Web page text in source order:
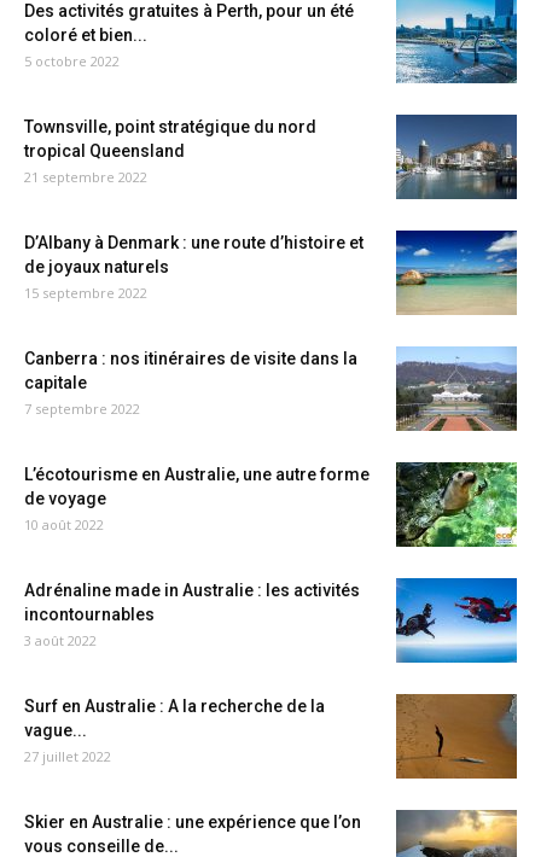
Des activités gratuites à Perth, pour un été
coloré et bien...
5 octobre 2022
Townsville, point stratégique du nord
tropical Queensland
21 septembre 2022
D’Albany à Denmark : une route d’histoire et
de joyaux naturels
15 septembre 2022
Canberra : nos itinéraires de visite dans la
capitale
7 septembre 2022
L’écotourisme en Australie, une autre forme
de voyage
10 août 2022
Adrénaline made in Australie : les activités
incontournables
3 août 2022
Surf en Australie : A la recherche de la
vague...
27 juillet 2022
Skier en Australie : une expérience que l’on
vous conseille de...